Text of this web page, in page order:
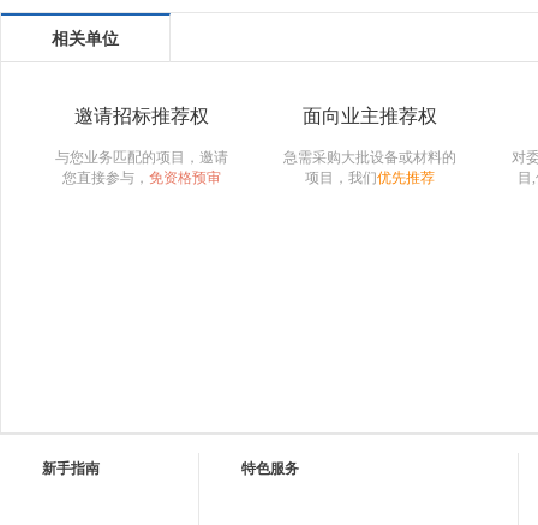
相关单位
邀请招标推荐权
与您业务匹配的项目，邀请
您直接参与， 免资格预审
面向业主推荐权
急需采购大批设备或材料的
项目，我们优先推荐
对
目
新手指南 特色服务